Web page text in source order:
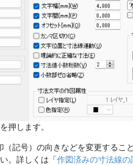
押します。
記号）の向きなどを変更するこ
。詳しくは「 作図済みの寸法線